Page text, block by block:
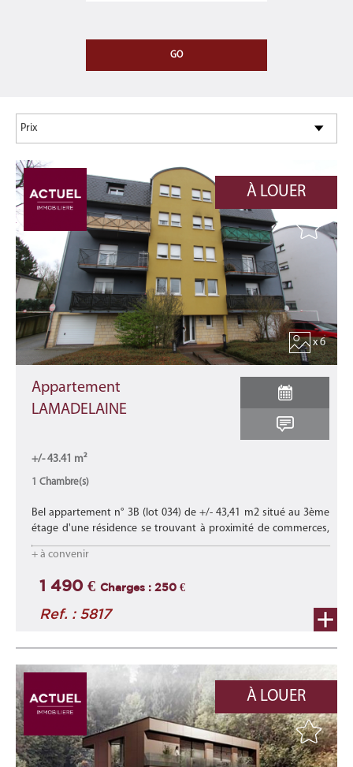
À LOUER
x 6
Appartement
LAMADELAINE
+/- 43.41 m²
1 Chambre(s)
Bel appartement n° 3B (lot 034) de +/- 43,41 m2 situé au 3ème
étage d'une résidence se trouvant à proximité de commerces,
d'écoles, des transports en commun et proche des axes
autoroutiers.
+ à convenir
1 490 € Charges : 250 €
Ref. : 5817
À LOUER